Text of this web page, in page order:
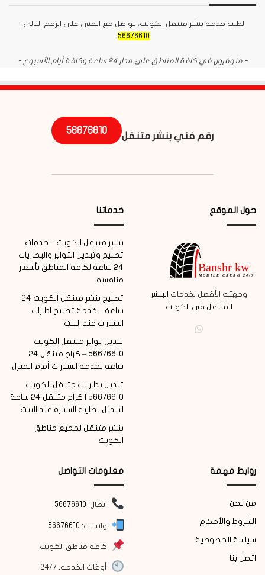
لطلب خدمة بنشر متنقل الكويت، تواصل مع الفني على الرقم التالي:
56676610
- متوفرون في كافة المناطق على مدار 24 ساعة وكافة أيام الأسبوع -
رقم فني بنشر متنقل
56676610
حول الموقع
وجهتك الأفضل لخدمات البنشر
المتنقل في الكويت
خدماتنا
بنشر متنقل الكويت – خدمات
تصليح وتبديل التواير والبطاريات
24 ساعة لكافة المناطق بأسعار
منافسة
تصليح بنشر متنقل الكويت 24
ساعة – خدمة تصليح اطارات
السيارات عند البيت
تبديل تواير متنقل الكويت
56676610 – كراج متنقل 24
ساعة لخدمة السيارات أمام المنزل
تبديل بطاريات متنقل الكويت
56676610 | كراج متنقل 24 ساعة
لتبديل بطارية السيارة عند البيت
بنشر متنقل لجميع مناطق
الكويت
روابط مهمة
من نحن
الشروط والأحكام
سياسة الخصوصية
اتصل بنا
معلومات التواصل
اتصال: 56676610
واتساب: 56676610
كافة مناطق الكويت
أوقات الخدمة: 24/7